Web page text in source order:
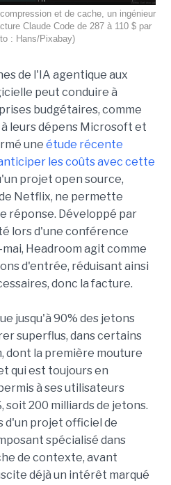
et de cache, un ingénieur
Claude Code de 287 à 110 $ par
: Hans/Pixabay)
de l'IA agentique aux
peut conduire à
budgétaires, comme
leurs dépens Microsoft et
une étude récente
les coûts avec cette
projet open source,
Netflix, ne permette
réponse. Développé par
lors d'une conférence
Headroom agit comme
d'entrée, réduisant ainsi
donc la facture.
jusqu'à 90% des jetons
superflus, dans certains
dont la première mouture
qui est toujours en
à ses utilisateurs
soit 200 milliards de jetons.
d'un projet officiel de
spécialisé dans
de contexte, avant
déjà un intérêt marqué